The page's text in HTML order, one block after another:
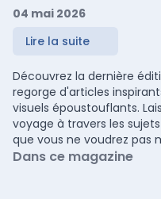
04 mai 2026
Lire la suite
Découvrez la dernière
regorge d'articles
visuels époustouflants.
voyage à travers les
que vous ne voudrez pas
Dans ce magazine